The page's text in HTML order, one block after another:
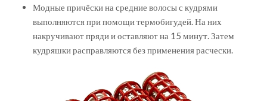
Модные причёски на средние волосы с кудрями
выполняются при помощи термобигудей. На них
накручивают пряди и оставляют на 15 минут. Затем
кудряшки расправляются без применения расчески.